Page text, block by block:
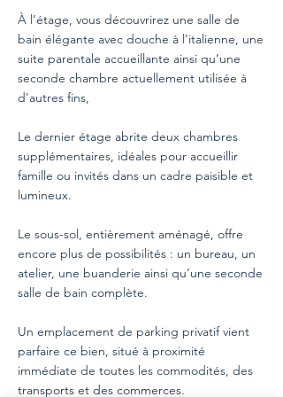
À l’étage, vous découvrirez une salle de
bain élégante avec douche à l’italienne, une
suite parentale accueillante ainsi qu’une
seconde chambre actuellement utilisée à
d'autres fins,
Le dernier étage abrite deux chambres
supplémentaires, idéales pour accueillir
famille ou invités dans un cadre paisible et
lumineux.
Le sous-sol, entièrement aménagé, offre
encore plus de possibilités : un bureau, un
atelier, une buanderie ainsi qu’une seconde
salle de bain complète.
Un emplacement de parking privatif vient
parfaire ce bien, situé à proximité
immédiate de toutes les commodités, des
transports et des commerces.